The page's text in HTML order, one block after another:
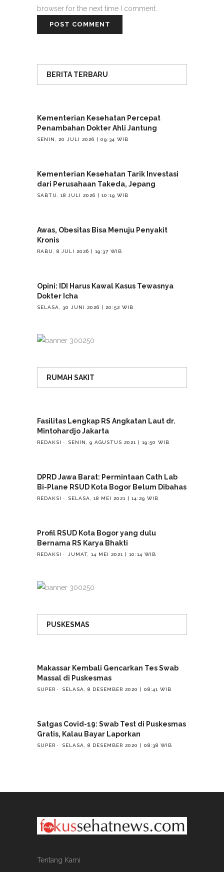
browser for the next time I comment.
BERITA TERBARU
Kementerian Kesehatan Percepat
Penambahan Dokter Ahli Jantung
SENIN, 20 JULI 2026 | 09:34 WIB
Kementerian Kesehatan Tarik Investasi
dari Perusahaan Takeda, Jepang
SABTU, 18 JULI 2026 | 10:19 WIB
Awas, Obesitas Bisa Menuju Penyakit
Kronis
RABU, 8 JULI 2026 | 19:37 WIB
Opini: IDI Harus Kawal Kasus Tewasnya
Dokter Icha
SELASA, 30 JUNI 2026 | 20:52 WIB
RUMAH SAKIT
Fasilitas Lengkap RS Angkatan Laut dr.
Mintohardjo Jakarta
REDAKSI SENIN, 9 AGUSTUS 2021 | 19:50 WIB
DPRD Jawa Barat: Permintaan Cath Lab
Bi-Plane RSUD Kota Bogor Belum Dibahas
REDAKSI SELASA, 18 MEI 2021 | 14:29 WIB
Profil RSUD Kota Bogor yang dulu
Bernama RS Karya Bhakti
REDAKSI JUMAT, 14 MEI 2021 | 10:14 WIB
PUSKESMAS
Makassar Kembali Gencarkan Tes Swab
Massal di Puskesmas
SUPER SELASA, 8 DESEMBER 2020 | 08:41 WIB
Satgas Covid-19: Swab Test di Puskesmas
Gratis, Kalau Bayar Laporkan
SUPER SELASA, 8 DESEMBER 2020 | 08:38 WIB
Tentang Kami